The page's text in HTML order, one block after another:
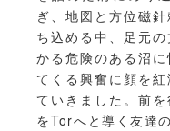
ぎ、地図と方位磁
ち込める中、足元
かる危険のある沼
てくる興奮に顔を
ていきました。前
をTorへと導く友達